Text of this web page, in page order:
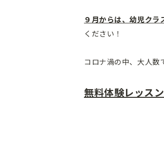
９月からは、幼児ク
ください！
コロナ渦の中、大人
無料体験レッス